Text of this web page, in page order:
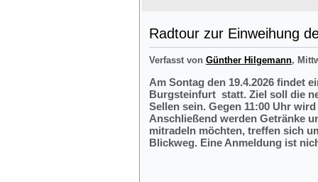
Radtour zur Einweihung
Verfasst von Günther Hilgemann,
Am Sontag den 19.4.2026 findet
Burgsteinfurt statt. Ziel soll die
Sellen sein. Gegen 11:00 Uhr
Anschließend werden Getränke
mitradeln möchten, treffen sich
Blickweg. Eine Anmeldung ist